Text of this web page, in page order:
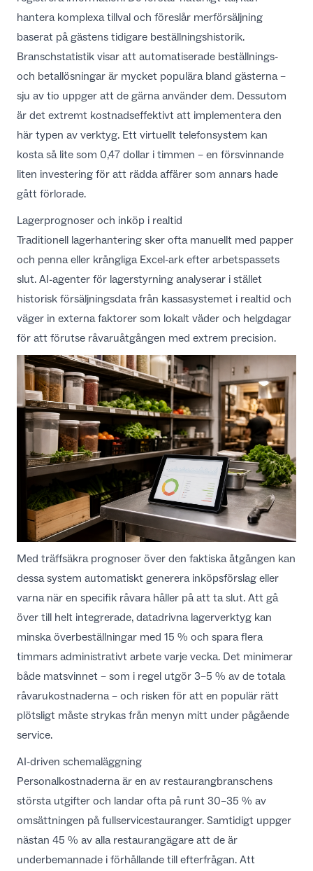
hantera komplexa tillval och föreslår merförsäljning
baserat på gästens tidigare beställningshistorik.
Branschstatistik visar att automatiserade beställnings-
och betallösningar är mycket populära bland gästerna –
sju av tio uppger att de gärna använder dem. Dessutom
är det extremt kostnadseffektivt att implementera den
här typen av verktyg. Ett virtuellt telefonsystem kan
kostaså lite som 0,47 dollar i timmen – en försvinnande
liten investering för att rädda affärer som annars hade
gått förlorade.
Lagerprognoser och inköp i realtid
Traditionell lagerhantering sker ofta manuellt med papper
och penna eller krångliga Excel-ark efter arbetspassets
slut. AI-agenter för lagerstyrning analyserar i stället
historisk försäljningsdata från kassasystemet i realtid och
väger in externa faktorer som lokalt väder och helgdagar
för att förutse råvaruåtgången med extrem precision.
Med träffsäkra prognoser över den faktiska åtgången kan
dessa system automatiskt generera inköpsförslag eller
varna när en specifik råvara håller på att ta slut. Att gå
över till helt integrerade, datadrivna lagerverktyg kan
minska överbeställningar med 15 % och spara flera
timmars administrativt arbete varje vecka. Det minimerar
både matsvinnet – som i regel utgör 3–5 % av de totala
råvarukostnaderna – och risken för att en populär rätt
plötsligt måste strykas från menyn mitt under pågående
service.
AI-driven schemaläggning
Personalkostnaderna är en av restaurangbranschens
största utgifter och landar ofta på runt 30–35 % av
omsättningen på fullservicestauranger. Samtidigt uppger
nästan 45 % av alla restaurangägare att de är
underbemannade i förhållande till efterfrågan. Att